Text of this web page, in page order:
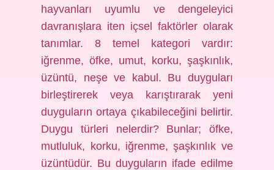
hayvanları uyumlu ve dengeleyici
davranışlara iten içsel faktörler olarak
tanımlar. 8 temel kategori vardır:
iğrenme, öfke, umut, korku, şaşkınlık,
üzüntü, neşe ve kabul. Bu duyguları
birleştirerek veya karıştırarak yeni
duyguların ortaya çıkabileceğini belirtir.
Duygu türleri nelerdir? Bunlar; öfke,
mutluluk, korku, iğrenme, şaşkınlık ve
üzüntüdür. Bu duyguların ifade edilme